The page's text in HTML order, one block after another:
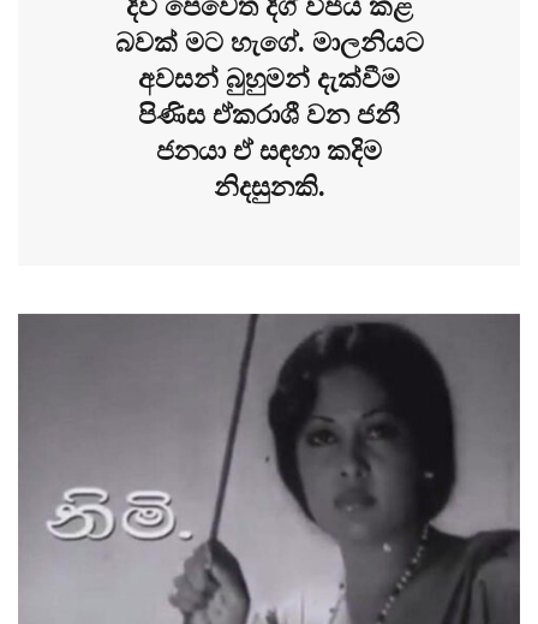
දිවි පෙවෙත දිග් විජය කළ
බවක් මට හැගේ. මාලනියට
අවසන් බුහුමන් දැක්වීම
පිණිස ඒකරාශී වන ජනී
ජනයා ඒ සඳහා කදිම
නිදසුනකි.